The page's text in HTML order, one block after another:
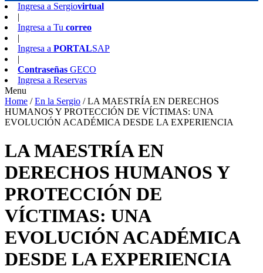
Ingresa a Sergiovirtual
|
Ingresa a Tu correo
|
Ingresa a PORTALSAP
|
Contraseñas GECO
Ingresa a Reservas
Menu
Home /En la Sergio /LA MAESTRÍA EN DERECHOS
HUMANOS Y PROTECCIÓN DE VÍCTIMAS: UNA
EVOLUCIÓN ACADÉMICA DESDE LA EXPERIENCIA
LA MAESTRÍA EN
DERECHOS HUMANOS Y
PROTECCIÓN DE
VÍCTIMAS: UNA
EVOLUCIÓN ACADÉMICA
DESDE LA EXPERIENCIA